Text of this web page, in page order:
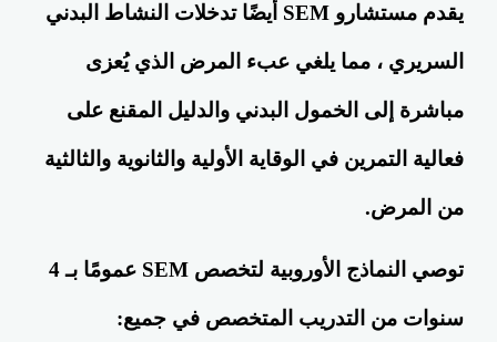
يقدم مستشارو SEM أيضًا تدخلات النشاط البدني
السريري ، مما يلغي عبء المرض الذي يُعزى
مباشرة إلى الخمول البدني والدليل المقنع على
فعالية التمرين في الوقاية الأولية والثانوية والثالثية
من المرض.
توصي النماذج الأوروبية لتخصص SEM عمومًا بـ 4
سنوات من التدريب المتخصص في جميع: